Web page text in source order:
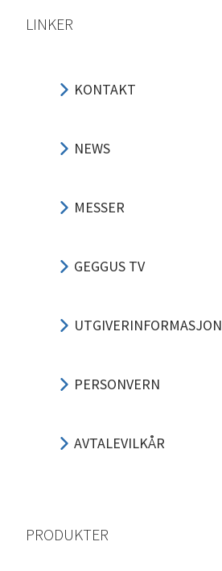
LINKER
KONTAKT
NEWS
MESSER
GEGGUS TV
UTGIVERINFORMASJON
PERSONVERN
AVTALEVILKÅR
PRODUKTER